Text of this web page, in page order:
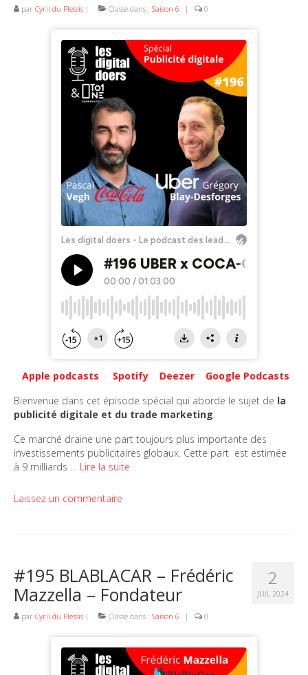
par Cyril du Plessis | Classé dans : Saison 6 | 0
Apple podcasts Spotify Deezer
Google Podcasts
Bienvenue dans cet épisode spécial qui aborde le sujet de la
publicité digitale et du trade marketing.
Ce marché draine une part toujours plus importante des
investissements publicitaires globaux. Cette part est estimée
à 9 milliards … Lire la suite
Laissez un commentaire
2
JUIL 2024
#195 BLABLACAR – Frédéric
Mazzella – Fondateur
par Cyril du Plessis | Classé dans : Saison 6 | 0